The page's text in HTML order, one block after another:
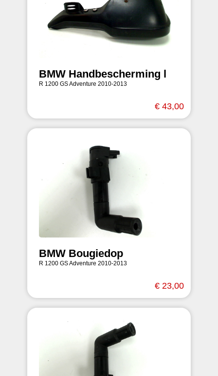
BMW Handbescherming l
R 1200 GS Adventure 2010-2013
€ 43,00
BMW Bougiedop
R 1200 GS Adventure 2010-2013
€ 23,00